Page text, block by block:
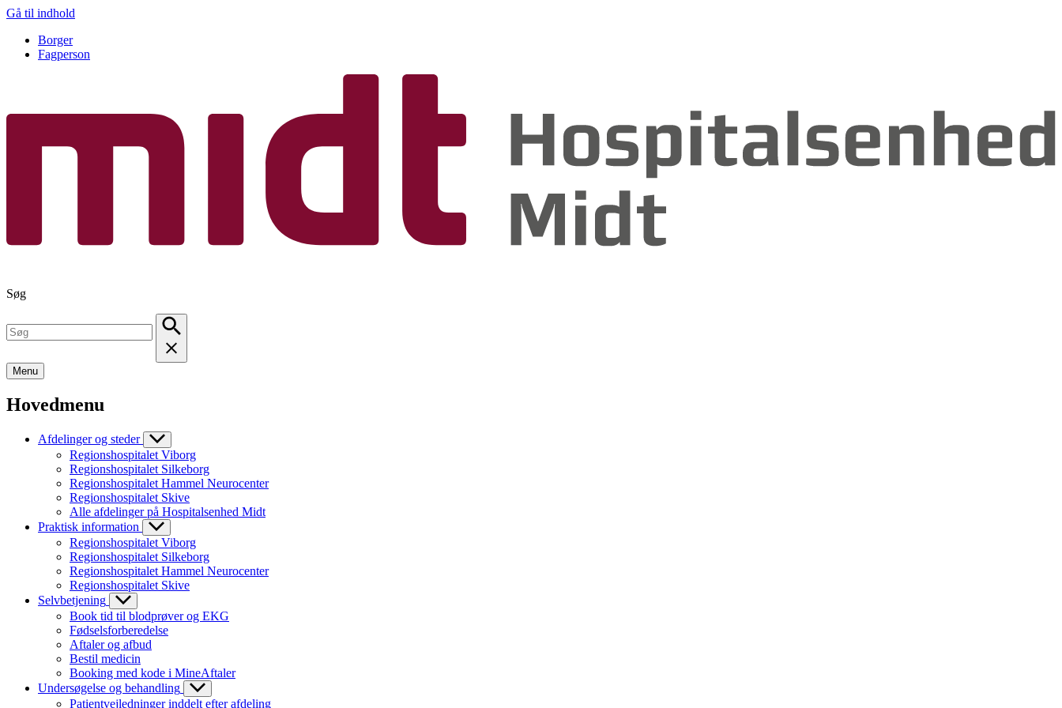
Gå til indhold
Borger
Fagperson
Søg
Menu
Hovedmenu
Afdelinger og steder
Regionshospitalet Viborg
Regionshospitalet Silkeborg
Regionshospitalet Hammel Neurocenter
Regionshospitalet Skive
Alle afdelinger på Hospitalsenhed Midt
Praktisk information
Regionshospitalet Viborg
Regionshospitalet Silkeborg
Regionshospitalet Hammel Neurocenter
Regionshospitalet Skive
Selvbetjening
Book tid til blodprøver og EKG
Fødselsforberedelse
Aftaler og afbud
Bestil medicin
Booking med kode i MineAftaler
Undersøgelse og behandling
Patientvejledninger inddelt efter afdeling